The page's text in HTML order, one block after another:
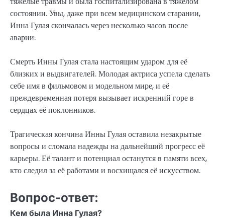
состоянии. Увы, даже при всем медицинском старании,
Инна Гулая скончалась через несколько часов после
аварии.
Смерть Инны Гулая стала настоящим ударом для её
близких и выдвигателей. Молодая актриса успела сделать
себе имя в фильмовом и модельном мире, и её
преждевременная потеря вызывает искренний горе в
сердцах её поклонников.
Трагическая кончина Инны Гулая оставила незакрытые
вопросы и сломала надежды на дальнейший прогресс её
карьеры. Её талант и потенциал останутся в памяти всех,
кто следил за её работами и восхищался её искусством.
Вопрос-ответ:
Кем была Инна Гулая?